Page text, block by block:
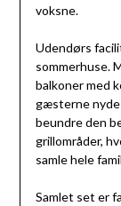
voksne.
Udendørs
sommerhuse.
balkoner med
gæsterne nyde
beundre den
grillområder,
samle hele
Samlet set er